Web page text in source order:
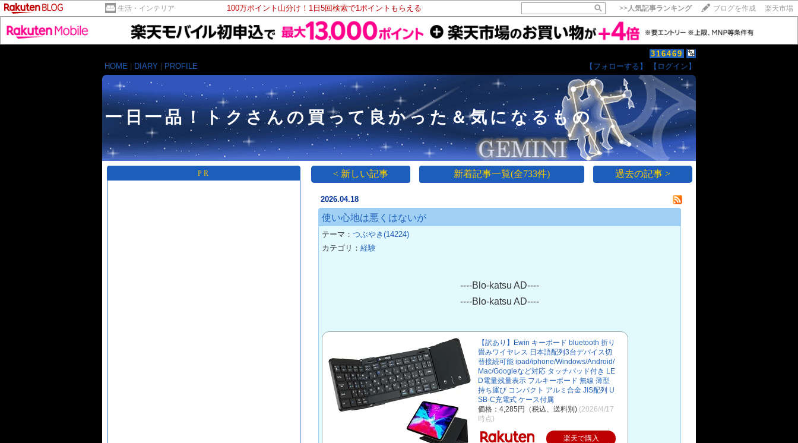
生活・インテリア 100万ポイント山分け！1日5回検索で1ポイントもらえる >>人気記事ランキング ブログを作成 楽天市場
316469
HOME
DIARY PROFILE 【フォローする】 【ログイン】
一日一品！トクさんの買って良かった＆気になるもの
15記事にいいね！で1ポイント
10秒滞在
PR < 新しい記事 新着記事一覧(全733件) 過去の記事 >
2026.04.18
使い心地は悪くはないが
テーマ：つぶやき(14224)
カテゴリ：経験
----Blo-katsu AD----
----Blo-katsu AD----
【訳あり】Ewin キーボード bluetooth 折り
畳みワイヤレス 日本語配列3台デバイス切
替接続可能 ipad/iphone/Windows/Android/
Mac/Googleなど対応 タッチパッド付き LE
D電量残量表示 フルキーボード 無線 薄型
持ち運び コンパクト アルミ合金 JIS配列 U
SB-C充電式 ケース付属
価格：4,285円（税込、送料別) (2026/4/17
時点)
楽天で購入